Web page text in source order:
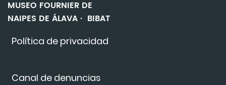
Política de privacidad
Canal de denuncias
MUSEO FOURNIER DE
NAIPES DE ÁLAVA · BIBAT